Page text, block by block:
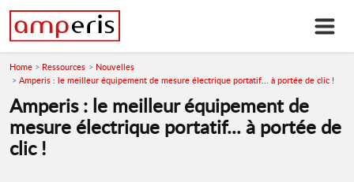
Home Ressources
Nouvelles
Amperis : le meilleur équipement de mesure électrique portatif... à portée de clic !
Amperis : le meilleur équipement de
mesure électrique portatif... à portée de
clic !